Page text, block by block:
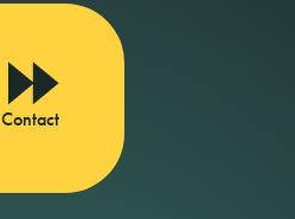
Contact